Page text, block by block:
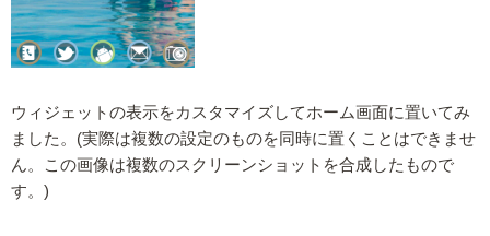
ウィジェットの表示をカスタマイズしてホーム画面に置いてみ
ました。(実際は複数の設定のものを同時に置くことはできませ
ん。この画像は複数のスクリーンショットを合成したもので
す。)